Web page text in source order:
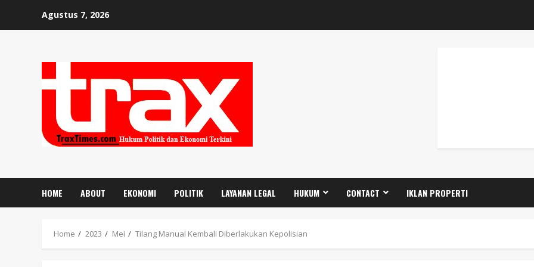
Agustus 7, 2026
HOME ABOUT EKONOMI POLITIK LAYANAN LEGAL HUKUM CONTACT IKLAN PROPERTI
Home 2023 Mei Tilang Manual Kembali Diberlakukan Kepolisian